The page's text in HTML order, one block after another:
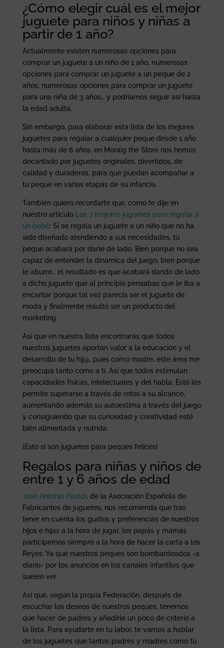
¿Cómo elegir cuál es el mejor
juguete para niños y niñas a
partir de 1 año?
Actualmente existen numerosas opciones para
comprar un juguete a un niño de 1 año, numerosas
opciones para comprar un juguete a un peque de 2
años, numerosas opciones para comprar un juguete
para una niña de 3 años… y podríamos seguir así hasta
la edad adulta.
Sin embargo, para elaborar esta lista de los mejores
juguetes para regalar a cualquier peque desde 1 año
hasta más de 6 años, en Moraig the Store nos hemos
decantado por juguetes originales, divertidos, de
calidad y duraderos, para que puedan acompañar a
tu peque en varias etapas de su infancia.
También quiero recordarte que, como te dije en
nuestro artículo
Los 7 mejores juguetes para regalar a
un bebé: Si se regala un juguete a un niño que no ha
sido diseñado atendiendo a sus necesidades, tu
peque acabará por darle de lado. Bien porque no sea
capaz de entender la dinámica del juego, bien porque
le aburre… el resultado es que acabará dando de lado
a dicho juguete que al principio pensabas que le iba a
encantar porque tal vez parecía ser el juguete de
moda y finalmente resultó ser un producto del
marketing.
Así que en nuestra lista encontrarás que todos
nuestros juguetes aportan valor a la educación y el
desarrollo de tu hij@, pues como madre, este área me
preocupa tanto como a tí. Así que todos estimulan
capacidades físicas, intelectuales y del habla. Esto les
permite superarse a través de retos a su alcance,
aumentando además su autoestima a través del juego
y consiguiendo que su curiosidad y creatividad esté
bién alimentada y nutrida.
¡Esto sí son juguetes para peques felices!
Regalos para niñas y niños de
entre 1 y 6 años de edad
José Antonio Pastor, de la Asociación Española de
Fabricantes de juguetes, nos recomienda que tras
tener en cuenta los gustos y preferencias de nuestros
hijos e hijas a la hora de jugar, los papás y mamás
participemos siempre a la hora de hacer la carta a los
Reyes. Ya que nuestros peques son bombardeados -a
diario- por los anuncios en los canales infantiles que
suelen ver.
Así que, según la propia Federación, después de
escuchar los deseos de nuestros peques, tenemos
que hacer de padres y añadirle un poco de criterio a
la lista. Para ayudarte en tu labor, te vamos a hablar
de los juguetes que tantos padres y madres como tú